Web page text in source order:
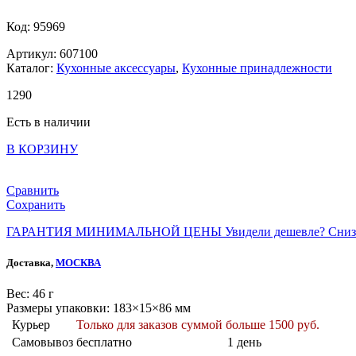
Код: 95969
Артикул: 607100
Каталог: Кухонные аксессуары, Кухонные принадлежности
1 290
Есть в наличии
В КОРЗИНУ
Сравнить
Сохранить
ГАРАНТИЯ МИНИМАЛЬНОЙ ЦЕНЫ Увидели дешевле?
Доставка, МОСКВА
Веc: 46 г
Размеры упаковки: 183×15×86 мм
Курьер
Только для заказов суммой больше 1500 руб.
Самовывоз бесплатно 1 день